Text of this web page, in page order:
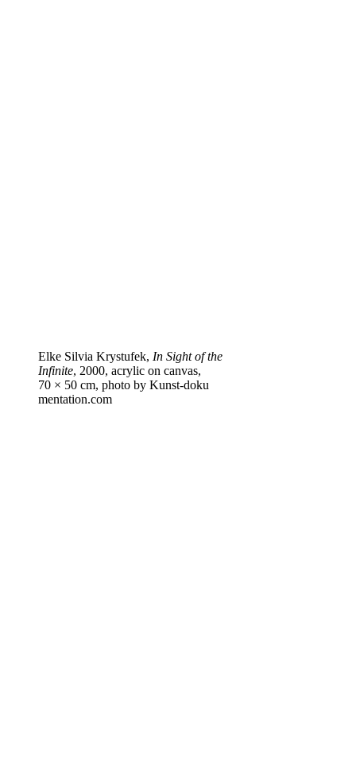
Elke Silvia Krystufek, In Sight of the
Infinite, 2000, acrylic on canvas,
70 × 50 cm, photo by Kun​st​-doku​
men​ta​tion​.com